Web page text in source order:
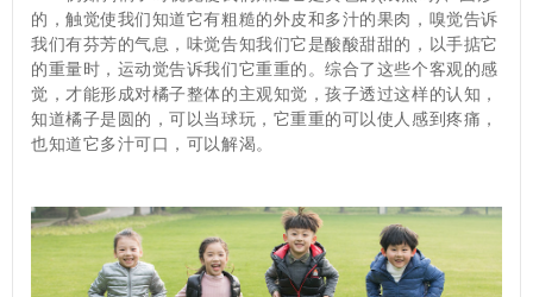
的，触觉使我们知道它有粗糙的外皮和多汁的果肉，嗅觉告诉
我们有芬芳的气息，味觉告知我们它是酸酸甜甜的，以手掂它
的重量时，运动觉告诉我们它重重的。综合了这些个客观的感
觉，才能形成对橘子整体的主观知觉，孩子透过这样的认知，
知道橘子是圆的，可以当球玩，它重重的可以使人感到疼痛，
也知道它多汁可口，可以解渴。